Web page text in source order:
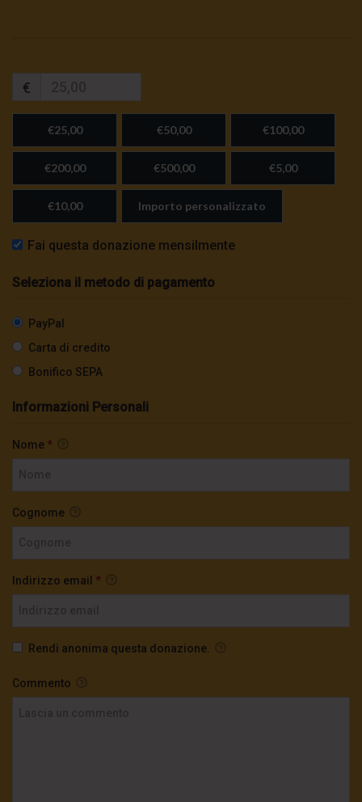
€
€25,00 €50,00 €100,00
€200,00 €500,00 €5,00
€10,00 Importo personalizzato
Fai questa donazione mensilmente
Seleziona il metodo di pagamento
PayPal
Carta di credito
Bonifico SEPA
Informazioni Personali
Nome *
Cognome
Indirizzo email *
Rendi anonima questa donazione.
Commento